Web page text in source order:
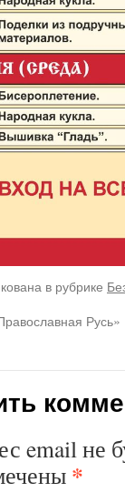
в рубрике
Русь»
email не
*